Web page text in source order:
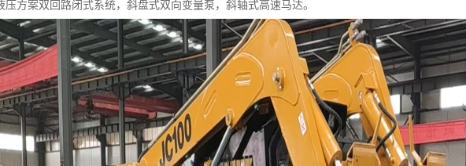
压方案双回路闭式系统，斜盘式双向变量泵，斜轴式高速马达。